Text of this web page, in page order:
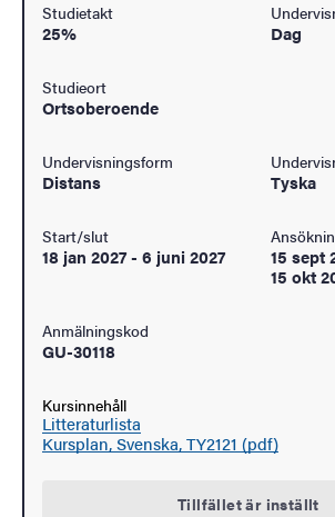
Studietakt
25% Dag
Studieort
Ortsoberoende
Undervisningsform
Distans Tyska
Start/slut
18 jan 2027- 6 juni 2027 15 sept
15 okt
Anmälningskod
GU-30118
Kursinnehåll
Litteraturlista
Kursplan, Svenska, TY2121 (pdf)
Tillfället är inställt